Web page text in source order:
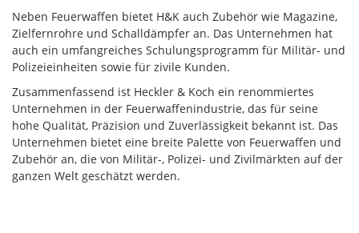
Neben Feuerwaffen bietet H&K auch Zubehör wie Magazine,
Zielfernrohre und Schalldämpfer an. Das Unternehmen hat
auch ein umfangreiches Schulungsprogramm für Militär- und
Polizeieinheiten sowie für zivile Kunden.
Zusammenfassend ist Heckler & Koch ein renommiertes
Unternehmen in der Feuerwaffenindustrie, das für seine
hohe Qualität, Präzision und Zuverlässigkeit bekannt ist. Das
Unternehmen bietet eine breite Palette von Feuerwaffen und
Zubehör an, die von Militär-, Polizei- und Zivilmärkten auf der
ganzen Welt geschätzt werden.